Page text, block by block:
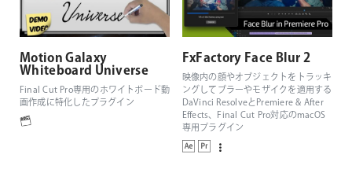
Motion Galaxy
Whiteboard Universe
Final Cut Pro専用のホワイトボード動
画作成に特化したプラグイン
FxFactory Face Blur 2
映像内の顔やオブジェクトをトラッキ
ングしてブラーやモザイクを適用する
DaVinci ResolveとPremiere & After
Effects、Final Cut Pro対応のmacOS
専用プラグイン